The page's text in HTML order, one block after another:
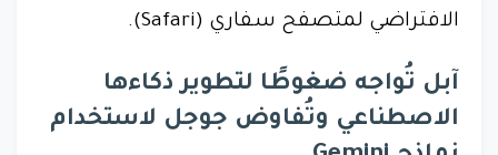
الافتراضي لمتصفح سفاري (Safari).
آبل تُواجه ضغوطًا لتطوير ذكاءها
الاصطناعي وتُفاوض جوجل لاستخدام